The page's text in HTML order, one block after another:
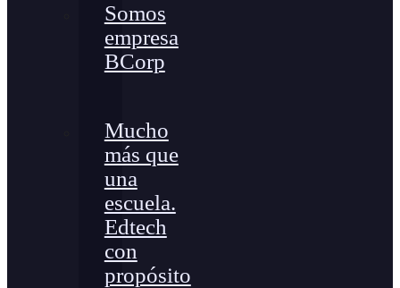
Somos
empresa
BCorp
Mucho
más que
una
escuela.
Edtech
con
propósito